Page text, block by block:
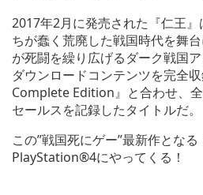
2017年2月に発売された『仁王
ちが蠢く荒廃した戦国時代を舞
が死闘を繰り広げるダーク戦国ア
ダウンロードコンテンツを完全
Complete Edition』と合わせ、
セールスを記録したタイトルだ。
この”戦国死にゲー”最新作とな
PlayStation®4にやってくる！